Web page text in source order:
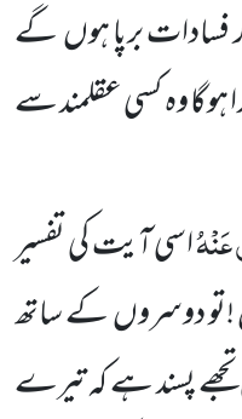
برپا ہوںگے
ہوگا وہ کسی عقلمند سے
عَنْہُاسی آیت کی تفسیر
دوسروںکے ساتھ
پسند ہے کہ تیرے